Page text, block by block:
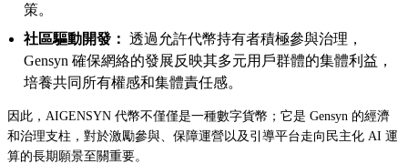
策。
社區驅動開發： 透過允許代幣持有者積極參與治理，
Gensyn 確保網絡的發展反映其多元用戶群體的集體利益，
培養共同所有權感和集體責任感。
因此，AIGENSYN 代幣不僅僅是一種數字貨幣；它是 Gensyn 的經濟
和治理支柱，對於激勵參與、保障運營以及引導平台走向民主化 AI 運
算的長期願景至關重要。